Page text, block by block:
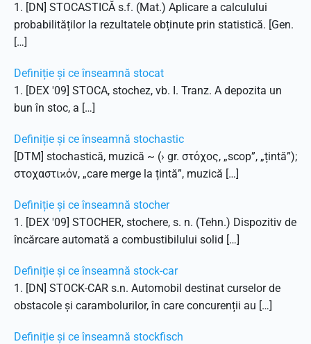
1. [DN] STOCASTICĂ s.f. (Mat.) Aplicare a calculului
probabilităților la rezultatele obținute prin statistică. [Gen.
[…]
Definiție și ce înseamnă stocat
1. [DEX '09] STOCA, stochez, vb. I. Tranz. A depozita un
bun în stoc, a […]
Definiție și ce înseamnă stochastic
[DTM] stochastică, muzică ~ (› gr. στόχος, „scop”, „țintă”);
στοχαστιϰόν, „care merge la țintă”, muzică […]
Definiție și ce înseamnă stocher
1. [DEX '09] STOCHER, stochere, s. n. (Tehn.) Dispozitiv de
încărcare automată a combustibilului solid […]
Definiție și ce înseamnă stock-car
1. [DN] STOCK-CAR s.n. Automobil destinat curselor de
obstacole și carambolurilor, în care concurenții au […]
Definiție și ce înseamnă stockfisch